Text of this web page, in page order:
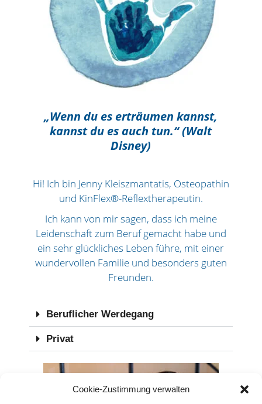
Cookie-Zustimmung verwalten
„Wenn du es erträumen kannst,
kannst du es auch tun.“ (Walt
Disney)
Hi! Ich bin Jenny Kleiszmantatis, Osteopathin
und KinFlex®-Reflextherapeutin.
Ich kann von mir sagen, dass ich meine
Leidenschaft zum Beruf gemacht habe und
ein sehr glückliches Leben führe, mit einer
wundervollen Familie und besonders guten
Freunden.
Beruflicher Werdegang
Privat